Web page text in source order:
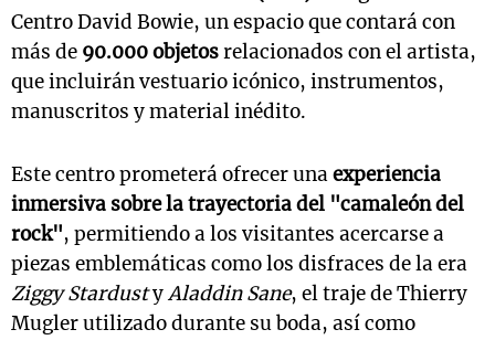
Centro David Bowie, un espacio que contará con
más de 90.000 objetosrelacionados con el artista,
que incluirán vestuario icónico, instrumentos,
manuscritos y material inédito.
Este centro prometerá ofrecer unaexperiencia
inmersiva sobre la trayectoria del "camaleón del
rock", permitiendo a los visitantes acercarse a
piezas emblemáticas como los disfraces de la era
Ziggy StardustyAladdin Sane, el traje de Thierry
Mugler utilizado durante su boda, así como